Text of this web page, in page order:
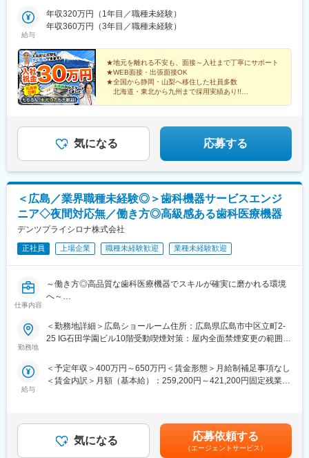
【働き方】
業）
■有給取得率80%と取得しやすい環境です。
■年間休日124日、完全週休二日制（土・日）、祝日は会社カレン
ダーによる
■長期休暇（年３回 ゴールデンウイーク、夏季、年末年始）
フのメリハリをつけて働いていいただけます。
※離職率も3-5％と低く、転勤もないので腰を据えて働くことがで
【充実した福利厚生】
住宅手当、家族手当、資格手当、役職手当、赴任手当、深夜勤務
手当、退職金制度、社員持株会制度、失効有給休暇取得制度、社
員食堂（昼夜営業）、社内コンビニ 等
※各手当の支給には、所定の条件があります。
変更の範囲：会社の定める業務
ター・お仕事相談センター：山梨県甲斐市西八幡4427-1三島本
社：静岡県三島市寿町5-10富士支店：静岡県富士市錦町1-2-3富士
古屋採用センター：愛知県名古屋市中村区名駅4-24-5広島採用セ
ンター：広島県広島市南区的場町1-1-21山口支店：山口県山口市
小郡高砂町1-8熊本採用センター：熊本県熊本市中央区安政町3-16
給与
年収320万円（1年目／職種未経験）
年収360万円（3年目／職種未経験）
★地元を離れる不安も、面接～入社まで丁寧にサポート
★WEB面接・出張面接OK
★全国から静岡・山梨へ移住した社員多数
北海道・東北から九州まで採用実績あり!!
気になる 応募する
＜広島／業界職種未経験◎＞歯科機器サービスエンジ
ニア◇夜間対応無／働き方◎高級感ある歯科医療機器
デンツプライシロナ株式会社
正社員 上場企業 職種未経験歓迎 業種未経験歓迎
仕事内容
～働き方◎高品質な歯科医療機器でスキルが確実に磨かれる環境
へ～
中四国エリアの歯科院内での歯科治療機械の保守・点検・修理業
務担当の募集です。
・お客様への説明、見積提示、価格交渉
※社用車を1台貸与しますので、ご自身で運転をして歯科クリニッ
＜取扱製品＞
高い精度とデザイン性を兼ね備えた歯科用機器を取り扱います。
勤務地
＜勤務地詳細＞広島ショールーム住所：広島県広島市中区立町2-
25 IG石田学園ビル10階受動喫煙対策：屋内全面禁煙変更の範囲：
給与
＜予定年収＞400万円～650万円＜賃金形態＞月給制補足事項なし
＜賃金内訳＞月額（基本給）：259,200円～421,200円固定残業手
＞※給与詳細は経験・能力・スキルに応じ、選考の過程を通じて決
定します。※上記年収は、インセンティブ賞与を含んだ想定金額で
す。※上記年収は、40,500円～（月20時間残業相当）を含みま
気になる 応募依頼する
（エージェントサービス）